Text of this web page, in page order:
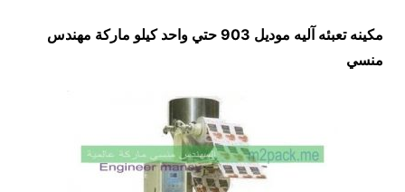
مكينه تعبئه آليه موديل 903 حتي واحد كيلو ماركة مهندس
منسي